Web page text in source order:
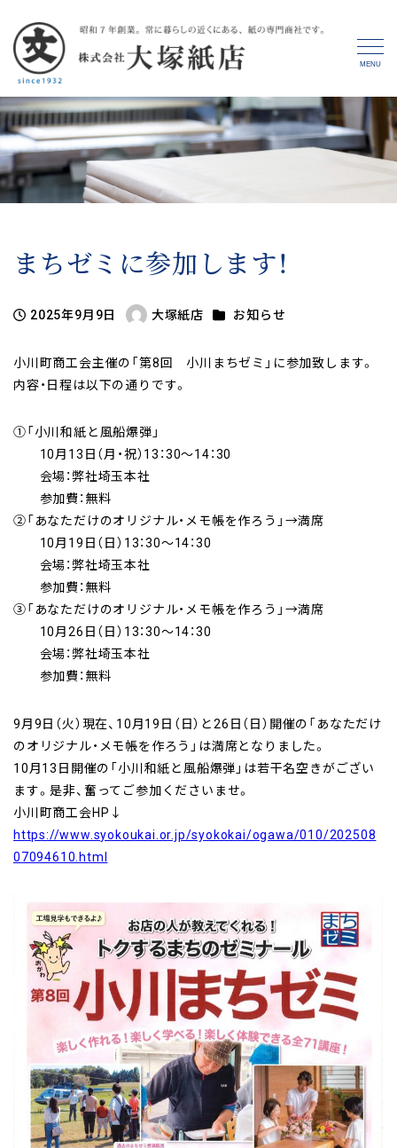
MENU
まちゼミに参加します！
投稿日
2025年9月9日
著
大塚紙店 カテゴリー
お知らせ
小川町商工会主催の「第8回 小川まちゼミ」に参加致します。
内容・日程は以下の通りです。
①「小川和紙と風船爆弾」
10月13日（月・祝）13：30～14：30
会場：弊社埼玉本社
参加費：無料
②「あなただけのオリジナル・メモ帳を作ろう」→満席
10月19日（日）13：30～14：30
会場：弊社埼玉本社
参加費：無料
③「あなただけのオリジナル・メモ帳を作ろう」→満席
10月26日（日）13：30～14：30
会場：弊社埼玉本社
参加費：無料
9月9日（火）現在、10月19日（日）と26日（日）開催の「あなただけ
のオリジナル・メモ帳を作ろう」は満席となりました。
10月13日開催の「小川和紙と風船爆弾」は若干名空きがござい
ます。是非、奮ってご参加くださいませ。
小川町商工会HP↓
https://www.syokoukai.or.jp/syokokai/ogawa/010/202508
07094610.html